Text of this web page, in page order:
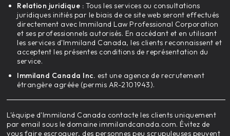
Relation juridique : Tous les services ou consultations
juridiques initiés par le biais de ce site web seront effectués
directement avec Immiland Law Professional Corporation
et ses professionnels autorisés. En accédant et en utilisant
les services d'Immiland Canada, les clients reconnaissent et
acceptent les présentes conditions de représentation du
service.
Immiland Canada Inc. est une agence de recrutement
étrangère agréée (permis AR-2101943).
L'équipe d'Immiland Canada contacte les clients uniquement
par email sous le domaine immilandcanada.com. Évitez de
vous faire escroquer, des personnes peu scrupuleuses peuvent